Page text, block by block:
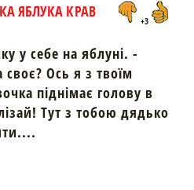
ЯБЛУКА КРАВ
+3
у себе на яблуні. -
Ось я з твоїм
піднімає голову в
Тут з тобою дядько